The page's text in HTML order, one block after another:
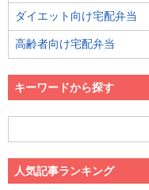
ダイエット向け宅配弁当
高齢者向け宅配弁当
キーワードから探す
人気記事ランキング